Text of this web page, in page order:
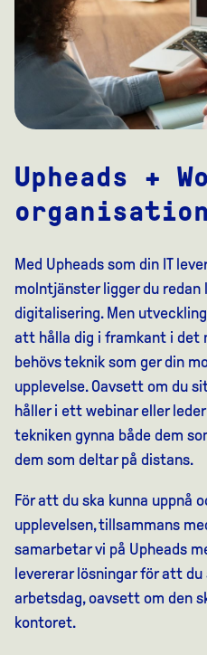
Upheads +
Med Upheads som din IT
molntjänster ligger du
digitalisering. Men
att hålla dig i framkant i det
behövs teknik som ger din
upplevelse. Oavsett om du
håller i ett webinar eller
tekniken gynna både dem
dem som deltar på distans.
För att du ska kunna uppnå
upplevelsen, tillsammans
samarbetar vi på Upheads
levererar lösningar för att
arbetsdag, oavsett om den
kontoret.